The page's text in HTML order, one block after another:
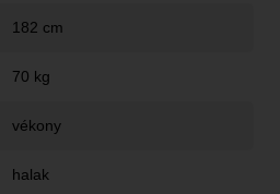
182 cm
70 kg
vékony
halak